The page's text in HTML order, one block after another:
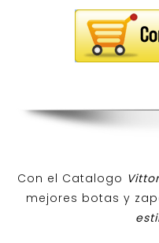
Con el Catalogo
mejores botas y